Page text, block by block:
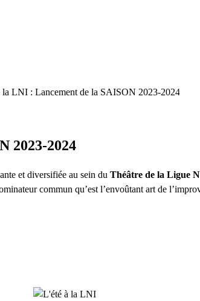
2023-2024
et diversifiée au sein du Théâtre de la Ligue
commun qu’est l’envoûtant art de